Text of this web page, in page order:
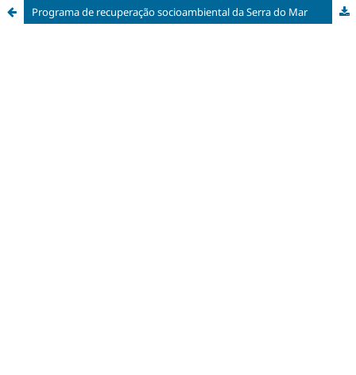
Programa de recuperação socioambiental da Serra do Mar